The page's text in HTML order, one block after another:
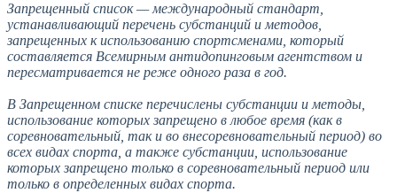
Запрещенный список — международный стандарт,
устанавливающий перечень субстанций и методов,
запрещенных к использованию спортсменами, который
составляется Всемирным антидопинговым агентством и
пересматривается не реже одного раза в год.
В Запрещенном списке перечислены субстанции и методы,
использование которых запрещено в любое время (как в
соревновательный, так и во внесоревновательный период) во
всех видах спорта, а также субстанции, использование
которых запрещено только в соревновательный период или
только в определенных видах спорта.